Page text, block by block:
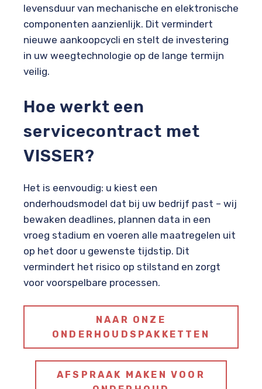
levensduur van mechanische en elektronische
componenten aanzienlijk. Dit vermindert
nieuwe aankoopcycli en stelt de investering
in uw weegtechnologie op de lange termijn
veilig.
Hoe werkt een
servicecontract met
VISSER?
Het is eenvoudig: u kiest een
onderhoudsmodel dat bij uw bedrijf past – wij
bewaken deadlines, plannen data in een
vroeg stadium en voeren alle maatregelen uit
op het door u gewenste tijdstip. Dit
vermindert het risico op stilstand en zorgt
voor voorspelbare processen.
NAAR ONZE
ONDERHOUDSPAKKETTEN
AFSPRAAK MAKEN VOOR